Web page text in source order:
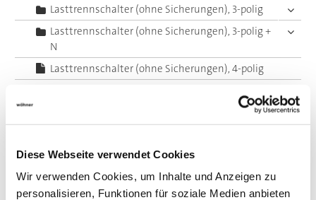
Diese Webseite verwendet Cookies
Wir verwenden Cookies, um Inhalte und Anzeigen zu
personalisieren, Funktionen für soziale Medien anbieten
Lasttrennschalter (ohne Sicherungen), 3-polig
Lasttrennschalter (ohne Sicherungen), 3-polig +
N
Lasttrennschalter (ohne Sicherungen), 4-polig
Zubehör
Value Added Services